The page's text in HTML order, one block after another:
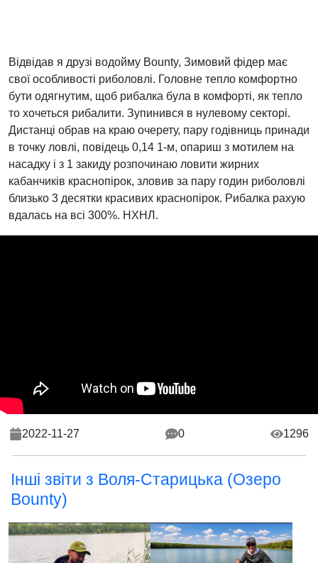
Відвідав я друзі водойму Bounty, Зимовий фідер має
свої особливості риболовлі. Головне тепло комфортно
бути одягнутим, щоб рибалка була в комфорті, як тепло
то хочеться рибалити. Зупинився в нулевому секторі.
Дистанці обрав на краю очерету, пару годівниць принади
в точку ловлі, повідець 0,14 1-м, опариш з мотилем на
насадку і з 1 закиду розпочинаю ловити жирних
кабанчиків краснопірок, зловив за пару годин риболовлі
близько 3 десятки красивих краснопірок. Рибалка рахую
вдалась на всі 300%. НХНЛ.
2022-11-27 0 1296
Інші звіти з Воля-Старицька (Озеро
Bounty)